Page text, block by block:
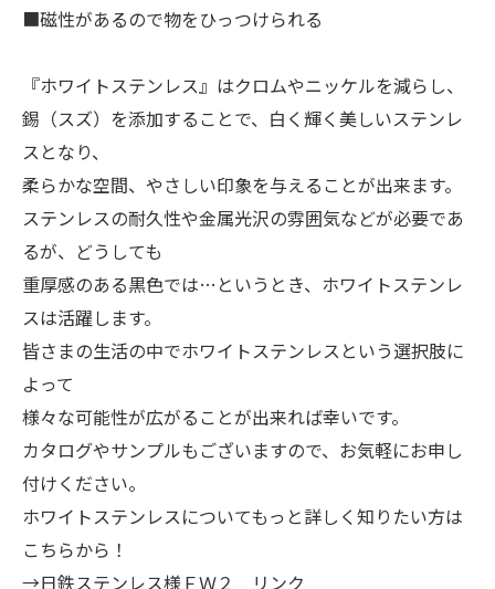
■磁性があるので物をひっつけられる
『ホワイトステンレス』はクロムやニッケルを減らし、
錫（スズ）を添加することで、白く輝く美しいステンレ
スとなり、
柔らかな空間、やさしい印象を与えることが出来ます。
ステンレスの耐久性や金属光沢の雰囲気などが必要であ
るが、どうしても
重厚感のある黒色では…というとき、ホワイトステンレ
スは活躍します。
皆さまの生活の中でホワイトステンレスという選択肢に
よって
様々な可能性が広がることが出来れば幸いです。
カタログやサンプルもございますので、お気軽にお申し
付けください。
ホワイトステンレスについてもっと詳しく知りたい方は
こちらから！
→日鉄ステンレス様ＦＷ２ リンク